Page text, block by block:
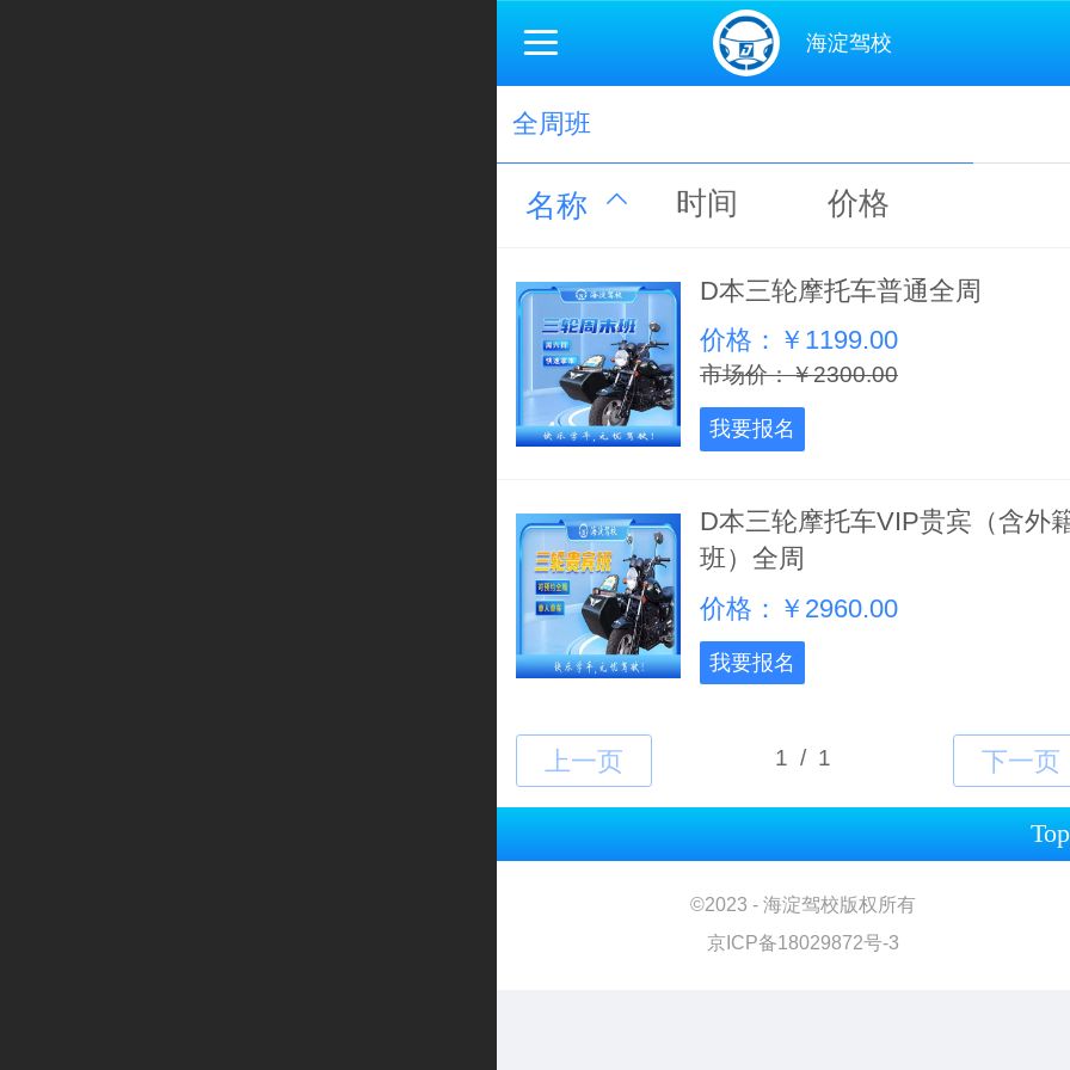
海淀驾校
全周班
名称 时间 价格
D本三轮摩托车普通全周
价格：￥1199.00
市场价：￥2300.00
我要报名
D本三轮摩托车VIP贵宾（含外
班）全周
价格：￥2960.00
我要报名
Top
©2023 - 海淀驾校版权所有
京ICP备18029872号-3